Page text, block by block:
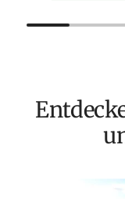
Entdecken Sie neue Ideen in